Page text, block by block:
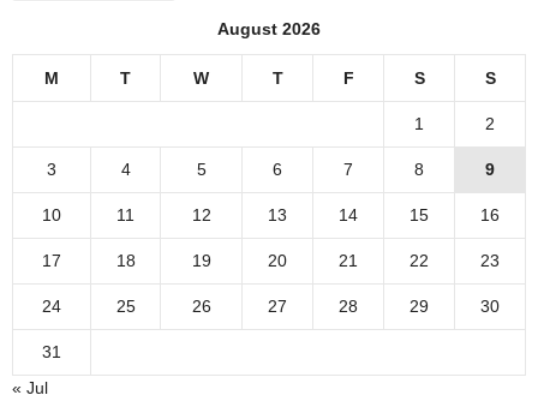
August 2026
M T W T F S S
1 2
3 4 5 6 7 8 9
10 11 12 13 14 15 16
17 18 19 20 21 22 23
24 25 26 27 28 29 30
31
« Jul